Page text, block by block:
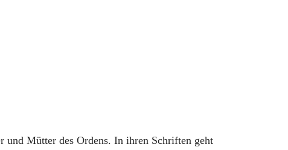
und Mütter des Ordens. In ihren Schriften geht